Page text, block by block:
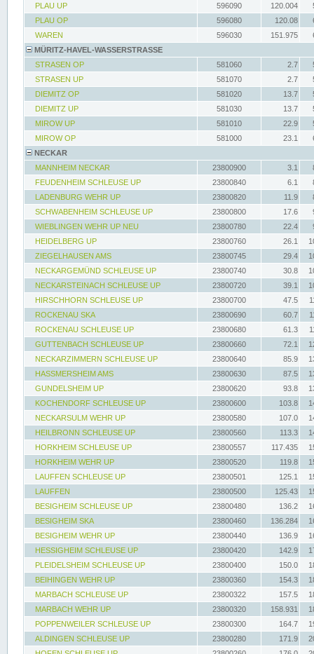
PLAU UP
596090 120.004
PLAU OP
596080 120.08
WAREN
596030 151.975
MÜRITZ-HAVEL-WASSERSTRASSE
STRASEN OP
581060 2.7
STRASEN UP
581070 2.7
DIEMITZ OP
581020 13.7
DIEMITZ UP
581030 13.7
MIROW UP
581010 22.9
MIROW OP
581000 23.1
NECKAR
MANNHEIM NECKAR
23800900 3.1
FEUDENHEIM SCHLEUSE UP
23800840 6.1
LADENBURG WEHR UP
23800820 11.9
SCHWABENHEIM SCHLEUSE UP
23800800 17.6
WIEBLINGEN WEHR UP NEU
23800780 22.4
HEIDELBERG UP
23800760 26.1
ZIEGELHAUSEN AMS
23800745 29.4
NECKARGEMÜND SCHLEUSE UP
23800740 30.8
NECKARSTEINACH SCHLEUSE UP
23800720 39.1
HIRSCHHORN SCHLEUSE UP
23800700 47.5
ROCKENAU SKA
23800690 60.7
ROCKENAU SCHLEUSE UP
23800680 61.3
GUTTENBACH SCHLEUSE UP
23800660 72.1
NECKARZIMMERN SCHLEUSE UP
23800640 85.9
HASSMERSHEIM AMS
23800630 87.5
GUNDELSHEIM UP
23800620 93.8
KOCHENDORF SCHLEUSE UP
23800600 103.8
NECKARSULM WEHR UP
23800580 107.0
HEILBRONN SCHLEUSE UP
23800560 113.3
HORKHEIM SCHLEUSE UP
23800557 117.435
HORKHEIM WEHR UP
23800520 119.8
LAUFFEN SCHLEUSE UP
23800501 125.1
LAUFFEN
23800500 125.43
BESIGHEIM SCHLEUSE UP
23800480 136.2
BESIGHEIM SKA
23800460 136.284
BESIGHEIM WEHR UP
23800440 136.9
HESSIGHEIM SCHLEUSE UP
23800420 142.9
PLEIDELSHEIM SCHLEUSE UP
23800400 150.0
BEIHINGEN WEHR UP
23800360 154.3
MARBACH SCHLEUSE UP
23800322 157.5
MARBACH WEHR UP
23800320 158.931
POPPENWEILER SCHLEUSE UP
23800300 164.7
ALDINGEN SCHLEUSE UP
23800280 171.9